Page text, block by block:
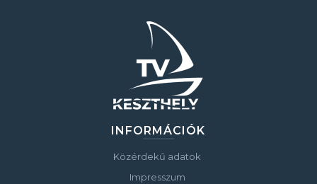
INFORMÁCIÓK
Közérdekű adatok
Impresszum